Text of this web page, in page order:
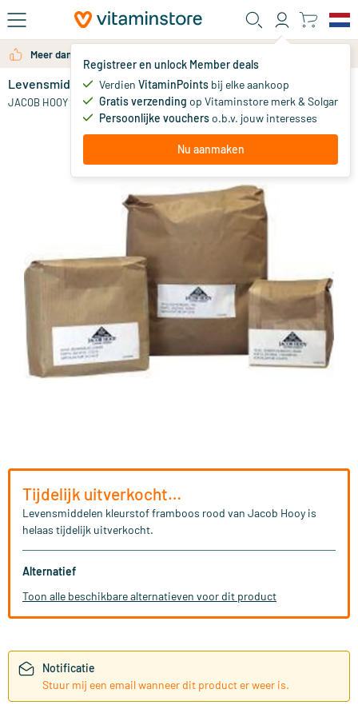
Ga naar de hoofdinhoud
Registreer en unlock Member deals
Verdien VitaminPoints bij elke aankoop
Gratis verzending op Vitaminstore merk & Solgar
Persoonlijke voucherso.b.v. jouw interesses
Nu aanmaken
Meer dan 325.000 tevreden klanten per jaar
Levensmiddelen kleurstof framboos rood
JACOB HOOY
Tijdelijk uitverkocht…
Levensmiddelen kleurstof framboos rood van Jacob Hooy is
helaas tijdelijk uitverkocht.
Alternatief
Toon alle beschikbare alternatieven voor dit product
Notificatie
Stuur mij een email wanneer dit product er weer is.